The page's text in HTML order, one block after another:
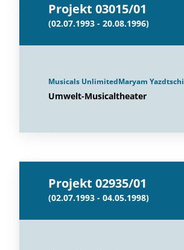
Projekt 03015/01
(02.07.1993 - 20.08.1996)
Musicals UnlimitedMaryam Yazdtschi
Umwelt-Musicaltheater
Projekt 02935/01
(02.07.1993 - 04.05.1998)